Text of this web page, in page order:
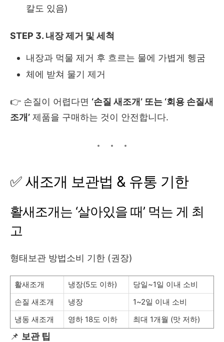
칼도 있음)
STEP 3. 내장 제거 및 세척
내장과 먹물 제거 후 흐르는 물에 가볍게 헹굼
체에 받쳐 물기 제거
👉 손질이 어렵다면 ‘손질 새조개’ 또는 ‘회용 손질새
조개’ 제품을 구매하는 것이 안전합니다.
✅ 새조개 보관법 & 유통 기한
활새조개는 ‘살아있을 때’ 먹는 게 최
고
형태보관 방법소비 기한 (권장)
활새조개 냉장(5도 이하)
당일~1일 이내 소비
손질 새조개
냉장
1~2일 이내 소비
냉동 새조개
영하 18도 이하 최대 1개월 (맛 저하)
📌 보관 팁